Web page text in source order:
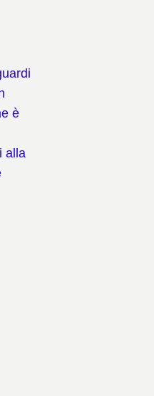
è
alla